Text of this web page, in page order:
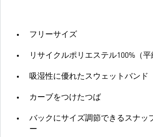
フリーサイズ
リサイクルポリエステル100%（平
吸湿性に優れたスウェットバンド
カーブをつけたつば
バックにサイズ調節できるスナッ
ー